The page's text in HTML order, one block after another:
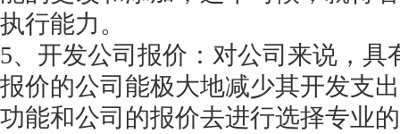
执行能力。
5、开发公司报价：对公司来说，
报价的公司能极大地减少其开发支
功能和公司的报价去进行选择专业